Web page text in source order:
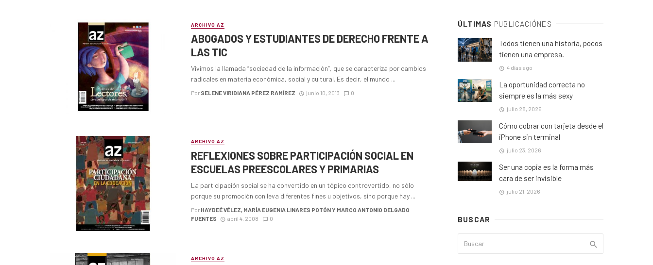
ARCHIVO AZ
ABOGADOS Y ESTUDIANTES DE DERECHO FRENTE A
LAS TIC
Vivimos la llamada “sociedad de la información”, que se caracteriza por cambios
radicales en materia económica, social y cultural. Es decir, el mundo ...
Por SELENE VIRIDIANA PÉREZ RAMÍREZ junio 10, 2013 0
ARCHIVO AZ
REFLEXIONES SOBRE PARTICIPACIÓN SOCIAL EN
ESCUELAS PREESCOLARES Y PRIMARIAS
La participación social se ha convertido en un tópico controvertido, no sólo
porque su promoción conlleva diferentes fines u objetivos, sino porque hay ...
Por HAYDEÉ VÉLEZ, MARÍA EUGENIA LINARES POTÓN Y MARCO ANTONIO DELGADO
FUENTES
abril 4, 2008 0
ARCHIVO AZ
ÚLTIMAS PUBLICACIÓNES
Todos tienen una historia, pocos
tienen una empresa.
4 días ago
La oportunidad correcta no
siempre es la más sexy
julio 28, 2026
Cómo cobrar con tarjeta desde el
iPhone sin terminal
julio 23, 2026
Ser una copia es la forma más
cara de ser invisible
julio 21, 2026
BUSCAR